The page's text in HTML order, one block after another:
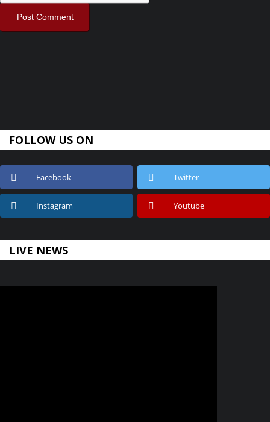
Post Comment
FOLLOW US ON
Facebook Twitter
Instagram Youtube
LIVE NEWS